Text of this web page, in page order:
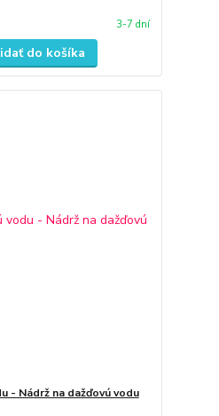
3-7 dní
do košíka
- Nádrž na dažďovú vodu